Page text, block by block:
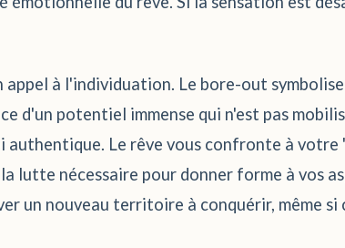
appel à l'individuation. Le bore-out
d'un potentiel immense qui n'est pas
authentique. Le rêve vous confronte à
lutte nécessaire pour donner forme à vos
un nouveau territoire à conquérir, même